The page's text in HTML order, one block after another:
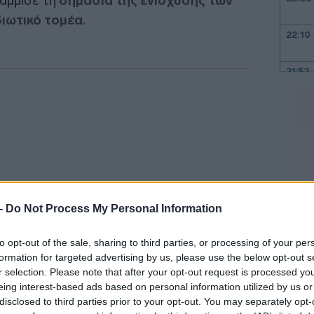
Do Not Process My Personal Information
opt-out of the sale, sharing to third parties, or processing of your
for targeted advertising by us, please use the below opt-out
selection. Please note that after your opt-out request is processed
interest-based ads based on personal information utilized by us
to third parties prior to your opt-out. You may separately
τομέα.
και αξιολογητές, ως συνεργάτες του
καθοριστικά στην επιτάχυνση των
22:10
21:52
20:55
20:41